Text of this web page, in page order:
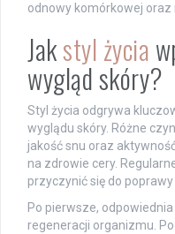
odnowy komórkowej oraz
Jakstyl życia
wygląd skóry?
Styl życia odgrywa
wyglądu skóry. Różne
jakość snu oraz
na zdrowie cery.
przyczynić się do
Po pierwsze,
regeneracji organizmu.